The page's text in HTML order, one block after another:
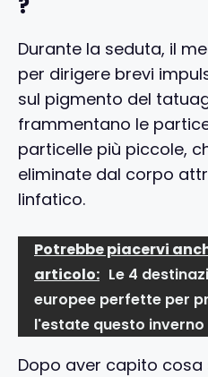
Durante la seduta, il
per dirigere brevi
sul pigmento del
frammentano le
particelle più piccole,
eliminate dal corpo
linfatico.
Potrebbe piacervi
articolo: Le 4
europee perfette per
l'estate questo inverno
Dopo aver capito